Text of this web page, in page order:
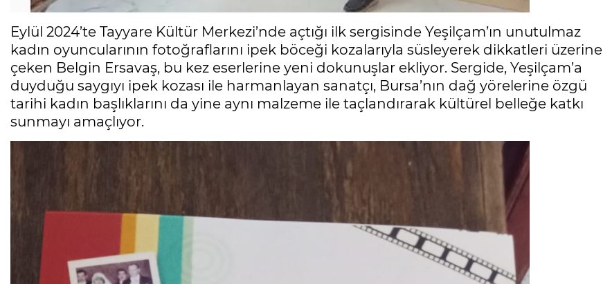
Eylül 2024’te Tayyare Kültür Merkezi’nde açtığı ilk sergisinde Yeşilçam’ın unutulmaz
kadın oyuncularının fotoğraflarını ipek böceği kozalarıyla süsleyerek dikkatleri üzerine
çeken Belgin Ersavaş, bu kez eserlerine yeni dokunuşlar ekliyor. Sergide, Yeşilçam’a
duyduğu saygıyı ipek kozası ile harmanlayan sanatçı, Bursa’nın dağ yörelerine özgü
tarihi kadın başlıklarını da yine aynı malzeme ile taçlandırarak kültürel belleğe katkı
sunmayı amaçlıyor.